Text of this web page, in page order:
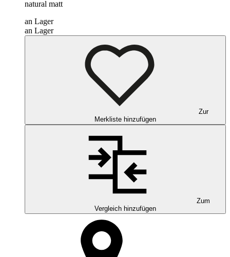
natural matt
an Lager
an Lager
Zur
Merkliste hinzufügen
Zum
Vergleich hinzufügen